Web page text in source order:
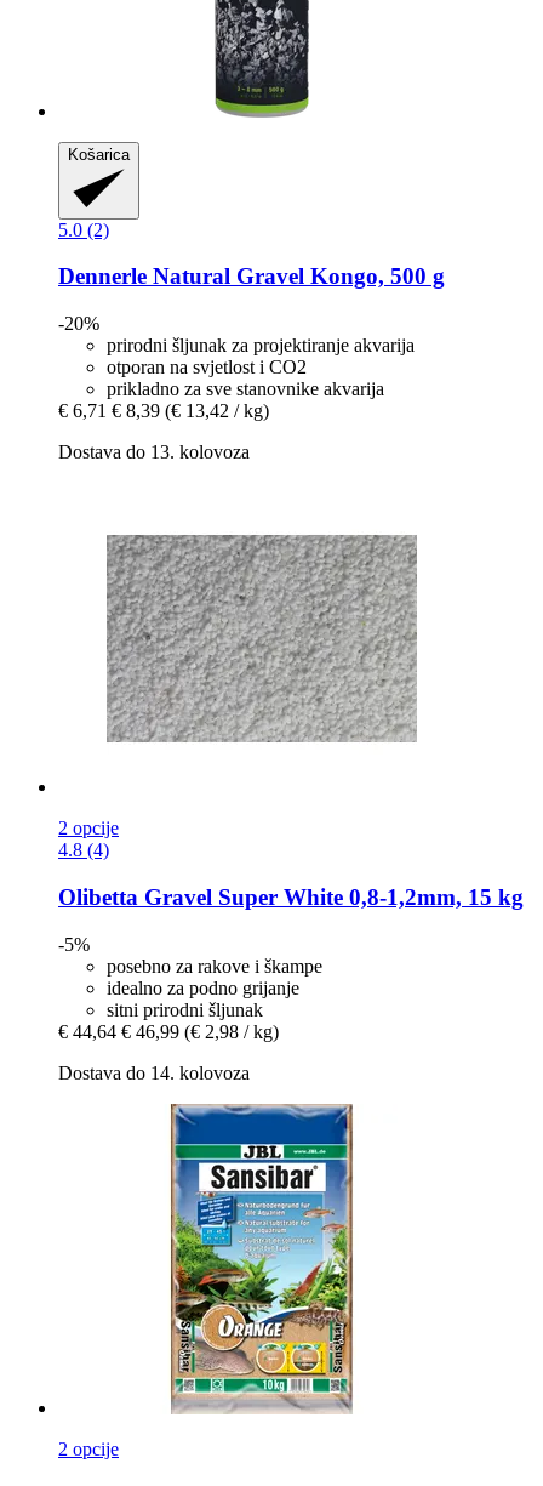
Košarica
5.0 (2)
Dennerle Natural Gravel Kongo, 500 g
-20%
prirodni šljunak za projektiranje akvarija
otporan na svjetlost i CO2
prikladno za sve stanovnike akvarija
€ 6,71 € 8,39 (€ 13,42 / kg)
Dostava do 13. kolovoza
2 opcije
4.8 (4)
Olibetta Gravel Super White 0,8-​1,2mm, 15 kg
-5%
posebno za rakove i škampe
idealno za podno grijanje
sitni prirodni šljunak
€ 44,64 € 46,99 (€ 2,98 / kg)
Dostava do 14. kolovoza
2 opcije